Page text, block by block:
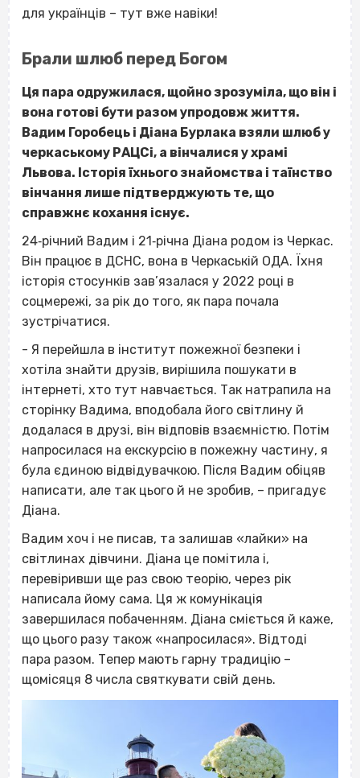
для українців – тут вже навіки!
Брали шлюб перед Богом
Ця пара одружилася, щойно зрозуміла, що він і
вона готові бути разом упродовж життя.
Вадим Горобець і Діана Бурлака взяли шлюб у
черкаському РАЦСі, а вінчалися у храмі
Львова. Історія їхнього знайомства і таїнство
вінчання лише підтверджують те, що
справжнє кохання існує.
24‐річний Вадим і 21‐річна Діана родом із Черкас.
Він працює в ДСНС, вона в Черкаській ОДА. Їхня
історія стосунків зав’язалася у 2022 році в
соцмережі, за рік до того, як пара почала
зустрічатися.
- Я перейшла в інститут пожежної безпеки і
хотіла знайти друзів, вирішила пошукати в
інтернеті, хто тут навчається. Так натрапила на
сторінку Вадима, вподобала його світлину й
додалася в друзі, він відповів взаємністю. Потім
напросилася на екскурсію в пожежну частину, я
була єдиною відвідувачкою. Після Вадим обіцяв
написати, але так цього й не зробив, – пригадує
Діана.
Вадим хоч і не писав, та залишав «лайки» на
світлинах дівчини. Діана це помітила і,
перевіривши ще раз свою теорію, через рік
написала йому сама. Ця ж комунікація
завершилася побаченням. Діана сміється й каже,
що цього разу також «напросилася». Відтоді
пара разом. Тепер мають гарну традицію –
щомісяця 8 числа святкувати свій день.